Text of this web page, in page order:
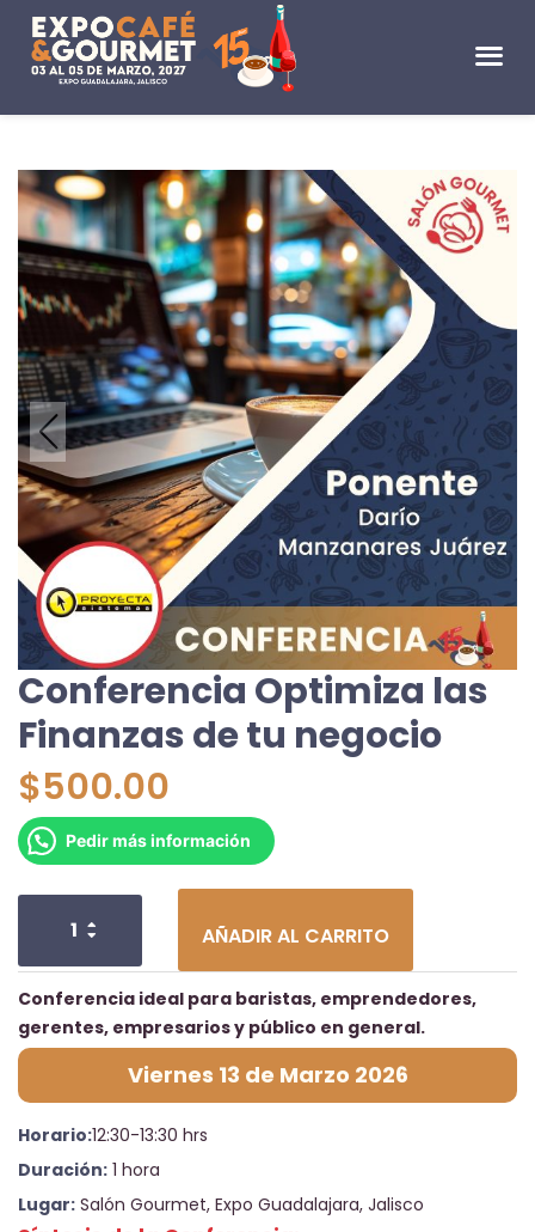
Conferencia Optimiza las
Finanzas de tu negocio
$500.00
Pedir más información
AÑADIR AL CARRITO
Conferencia ideal para baristas, emprendedores,
gerentes, empresarios y público en general.
Viernes 13 de Marzo 2026
Horario:12:30-13:30 hrs
Duración: 1 hora
Lugar: Salón Gourmet, Expo Guadalajara, Jalisco